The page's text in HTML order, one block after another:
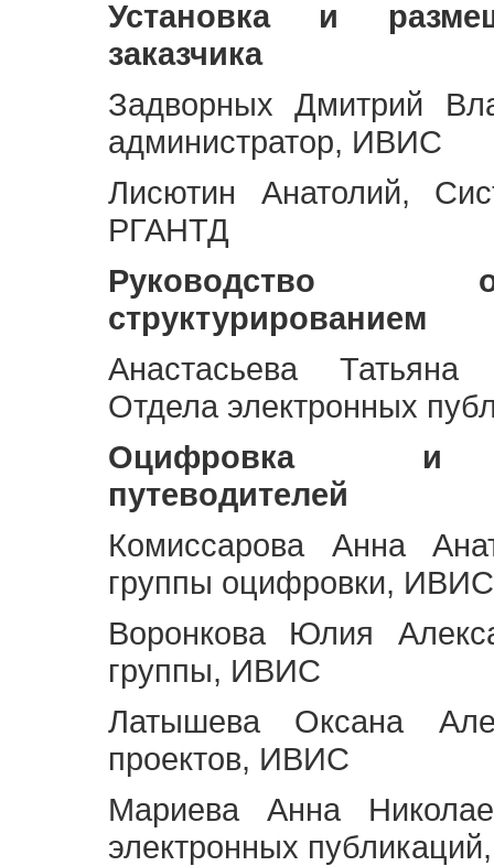
Установка и
заказчика
Задворных Дмитрий
администратор, ИВИС
Лисютин Анатолий,
РГАНТД
Руководство
структурированием
Анастасьева Татьяна
Отдела электронных
Оцифровка и
путеводителей
Комиссарова Анна
группы оцифровки, ИВИС
Воронкова Юлия
группы, ИВИС
Латышева Оксана
проектов, ИВИС
Мариева Анна
электронных